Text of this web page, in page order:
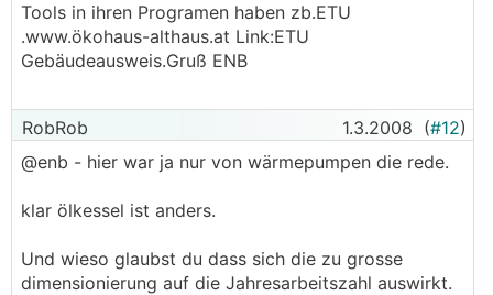
Tools in ihren Programen haben zb.ETU
.www.ökohaus-althaus.at Link:ETU
Gebäudeausweis.Gruß ENB
RobRob 1.3.2008 (#12)
@enb - hier war ja nur von wärmepumpen die rede.
klar ölkessel ist anders.
Und wieso glaubst du dass sich die zu grosse
dimensionierung auf die Jahresarbeitszahl auswirkt.